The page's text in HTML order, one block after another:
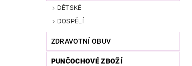
DĚTSKÉ
DOSPĚLÍ
ZDRAVOTNÍ OBUV
PUNČOCHOVÉ ZBOŽÍ